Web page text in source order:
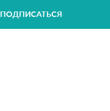
ПОДПИСАТЬСЯ